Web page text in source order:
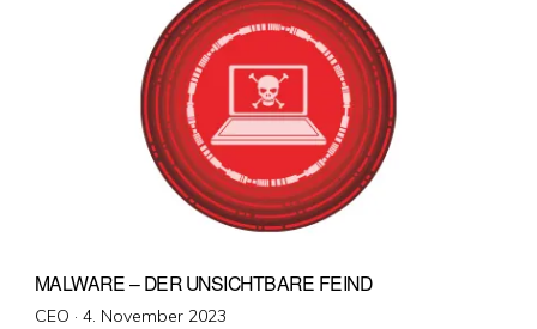
MALWARE – DER UNSICHTBARE FEIND
CEO · Veröffentlicht
4. November 2023